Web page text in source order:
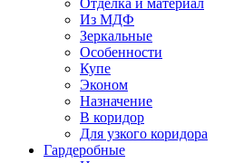
Отделка и материал
Из МДФ
Зеркальные
Особенности
Купе
Эконом
Назначение
В коридор
Для узкого коридора
Гардеробные